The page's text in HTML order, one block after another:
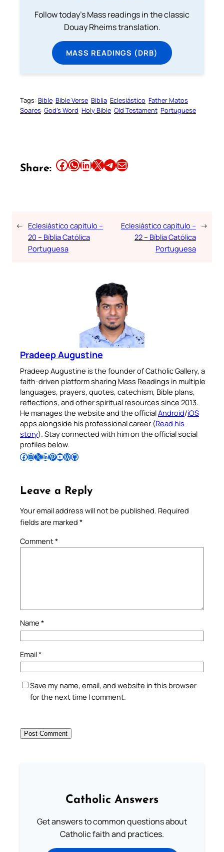
Follow today's Mass readings in the classic
Douay Rheims translation.
MASS READINGS (DRB)
Tags: Bible Bible Verse Biblia Eclesiástico Father Matos
Soares God’s Word Holy Bible Old Testament Portuguese
Share: Share this article on Facebook Share this article on WhatsApp Share this article on LinkedIn Share this article on X Share this article on TelegramEmail this Article
← Eclesiástico capitulo –
20 – Bíblia Católica
Portuguesa
Eclesiástico capitulo –
22 – Bíblia Católica
Portuguesa
→
Pradeep Augustine
Pradeep Augustine is the founder of Catholic Gallery, a
faith-driven platform sharing Mass Readings in multiple
languages, prayers, quotes, catechism, Bible plans,
reflections, and other spiritual resources since 2013.
He manages the website and the officialAndroid/iOS
apps alongside his professional career (Read his
story). Stay connected with him on the official social
profiles below.
Follow Pradeep on Facebook Follow Pradeep on InstagramFollow Pradeep on X Follow Pradeep on LinkedIn Follow Pradeep on Pinterest Subscribe to Pradeep’s Youtube Channel Follow Pradeep on WordPress Follow Pradeep on GitHub
Leave a Reply
Your email address will not be published. Required
fields are marked *
Comment*
Name *
Email*
Save my name, email, and website in this browser
for the next time I comment.
Catholic Answers
Get answers to common questions about
Catholic faith and practices.